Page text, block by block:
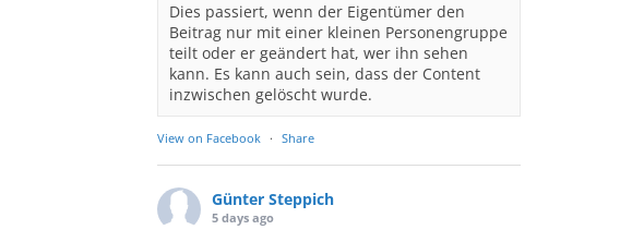
Dies passiert, wenn der Eigentümer den
Beitrag nur mit einer kleinen Personengruppe
teilt oder er geändert hat, wer ihn sehen
kann. Es kann auch sein, dass der Content
inzwischen gelöscht wurde.
View on Facebook · Share
Günter Steppich
5 days ago